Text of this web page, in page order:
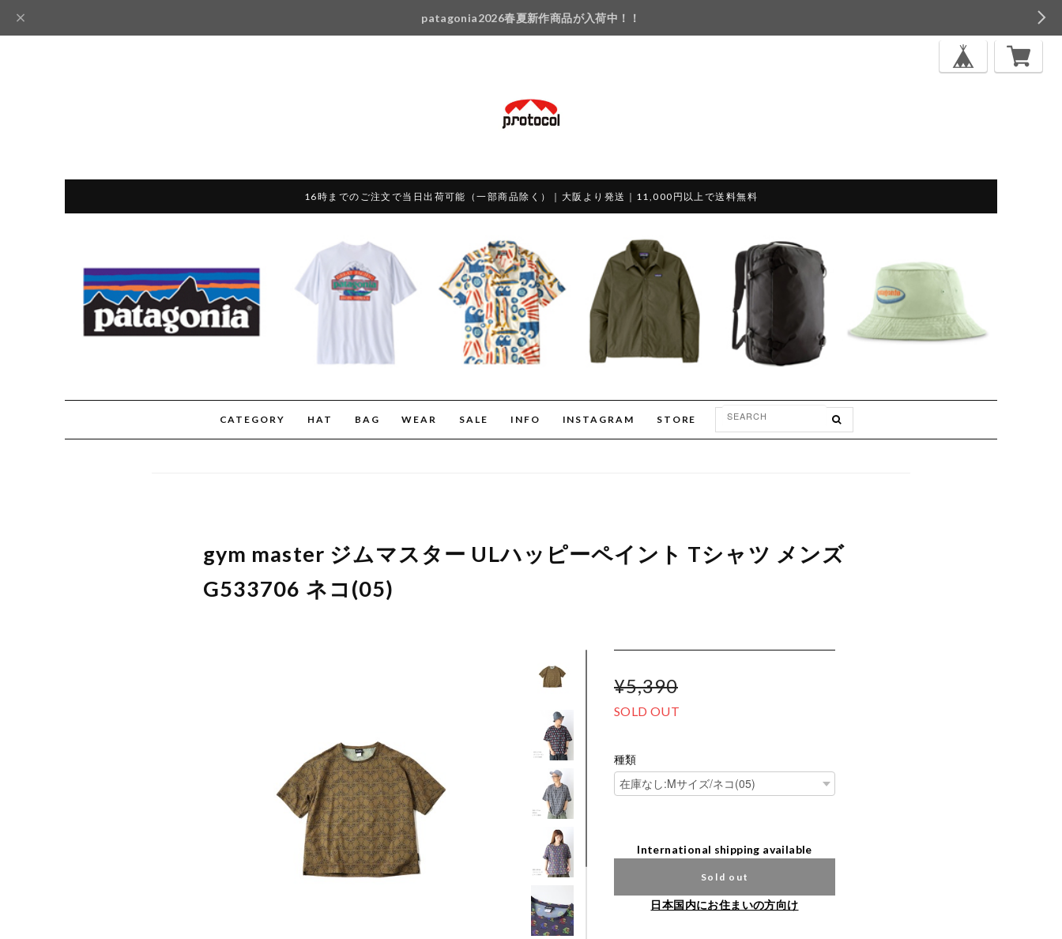
patagonia2026春夏新作商品が入荷中！！
16時までのご注文で当日出荷可能（一部商品除く）｜大阪より発送｜11,000円以上で送料無料
CATEGORY HAT BAG WEAR SALE INFO INSTAGRAM STORE
gym master ジムマスター ULハッピーペイント Tシャツ メンズ
G533706 ネコ(05)
¥5,390
SOLD OUT
種類
International shipping available
Sold out
日本国内にお住まいの方向け